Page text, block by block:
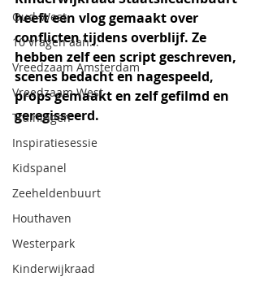
Oud-West
10 vragen aan...
Vreedzaam Amsterdam
Vreedzaam West
Trainingen
Inspiratiesessie
Kidspanel
Zeeheldenbuurt
Houthaven
Westerpark
Kinderwijkraad
heeft een vlog gemaakt over
conflicten tijdens overblijf. Ze
hebben zelf een script geschreven,
scenes bedacht en nagespeeld,
props gemaakt en zelf gefilmd en
geregisseerd.